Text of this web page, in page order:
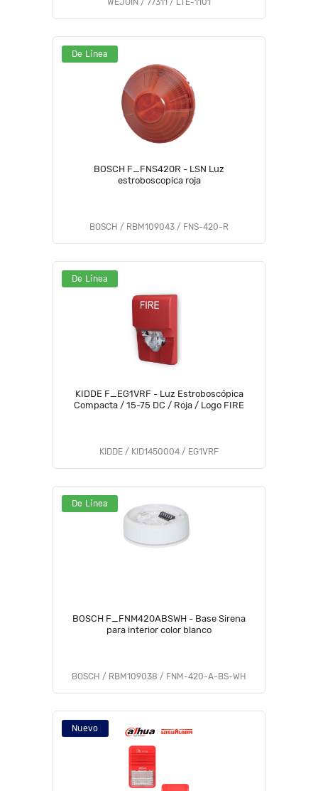
WEJOIN / 77311 / LTE-1101
De Línea
BOSCH F_FNS420R - LSN Luz
estroboscopica roja
BOSCH / RBM109043 / FNS-420-R
De Línea
KIDDE F_EG1VRF - Luz Estroboscópica
Compacta / 15-75 DC / Roja / Logo FIRE
KIDDE / KID1450004 / EG1VRF
De Línea
BOSCH F_FNM420ABSWH - Base Sirena
para interior color blanco
BOSCH / RBM109038 / FNM-420-A-BS-WH
Nuevo